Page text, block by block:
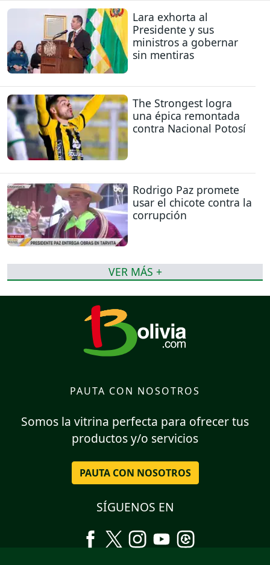
Lara exhorta al
Presidente y sus
ministros a gobernar
sin mentiras
The Strongest logra
una épica remontada
contra Nacional Potosí
Rodrigo Paz promete
usar el chicote contra la
corrupción
VER MÁS +
PAUTA CON NOSOTROS
Somos la vitrina perfecta para ofrecer tus
productos y/o servicios
PAUTA CON NOSOTROS
SÍGUENOS EN